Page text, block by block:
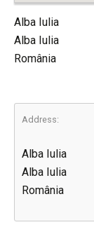
Alba Iulia
Alba Iulia
România
Address:
Alba Iulia
Alba Iulia
România